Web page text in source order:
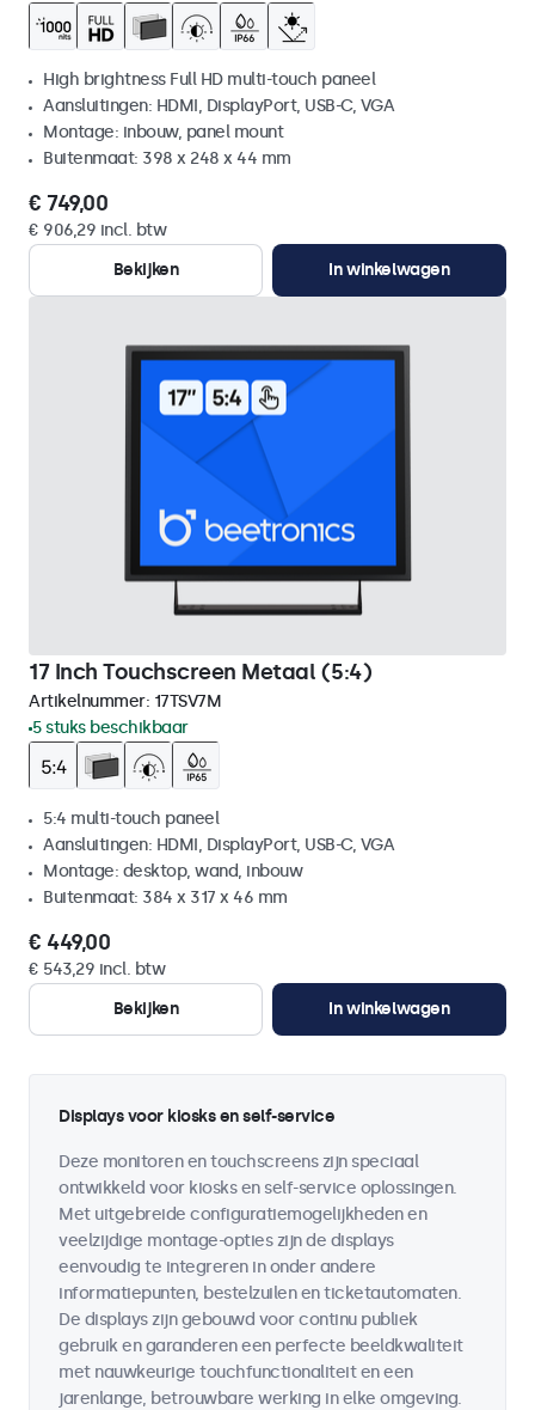
High brightness Full HD multi-touch paneel
Aansluitingen: HDMI, DisplayPort, USB-C, VGA
Montage: inbouw, panel mount
Buitenmaat: 398 x 248 x 44 mm
€ 749,00
€ 906,29 incl. btw
Bekijken
In winkelwagen
17 Inch Touchscreen Metaal (5:4)
Artikelnummer: 17TSV7M
5 stuks beschikbaar
5:4 multi-touch paneel
Aansluitingen: HDMI, DisplayPort, USB-C, VGA
Montage: desktop, wand, inbouw
Buitenmaat: 384 x 317 x 46 mm
€ 449,00
€ 543,29 incl. btw
Bekijken
In winkelwagen
Displays voor kiosks en self-service
Deze monitoren en touchscreens zijn speciaal
ontwikkeld voor kiosks en self-service oplossingen.
Met uitgebreide configuratiemogelijkheden en
veelzijdige montage-opties zijn de displays
eenvoudig te integreren in onder andere
informatiepunten, bestelzuilen en ticketautomaten.
De displays zijn gebouwd voor continu publiek
gebruik en garanderen een perfecte beeldkwaliteit
met nauwkeurige touchfunctionaliteit en een
jarenlange, betrouwbare werking in elke omgeving.